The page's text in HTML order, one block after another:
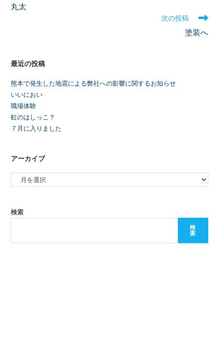
丸太
次の投稿
塗装へ
最近の投稿
熊本で発生した地震による弊社への影響に関するお知らせ
いいにおい
職場体験
虹のはしっこ？
７月に入りました
アーカイブ
検索
検
索